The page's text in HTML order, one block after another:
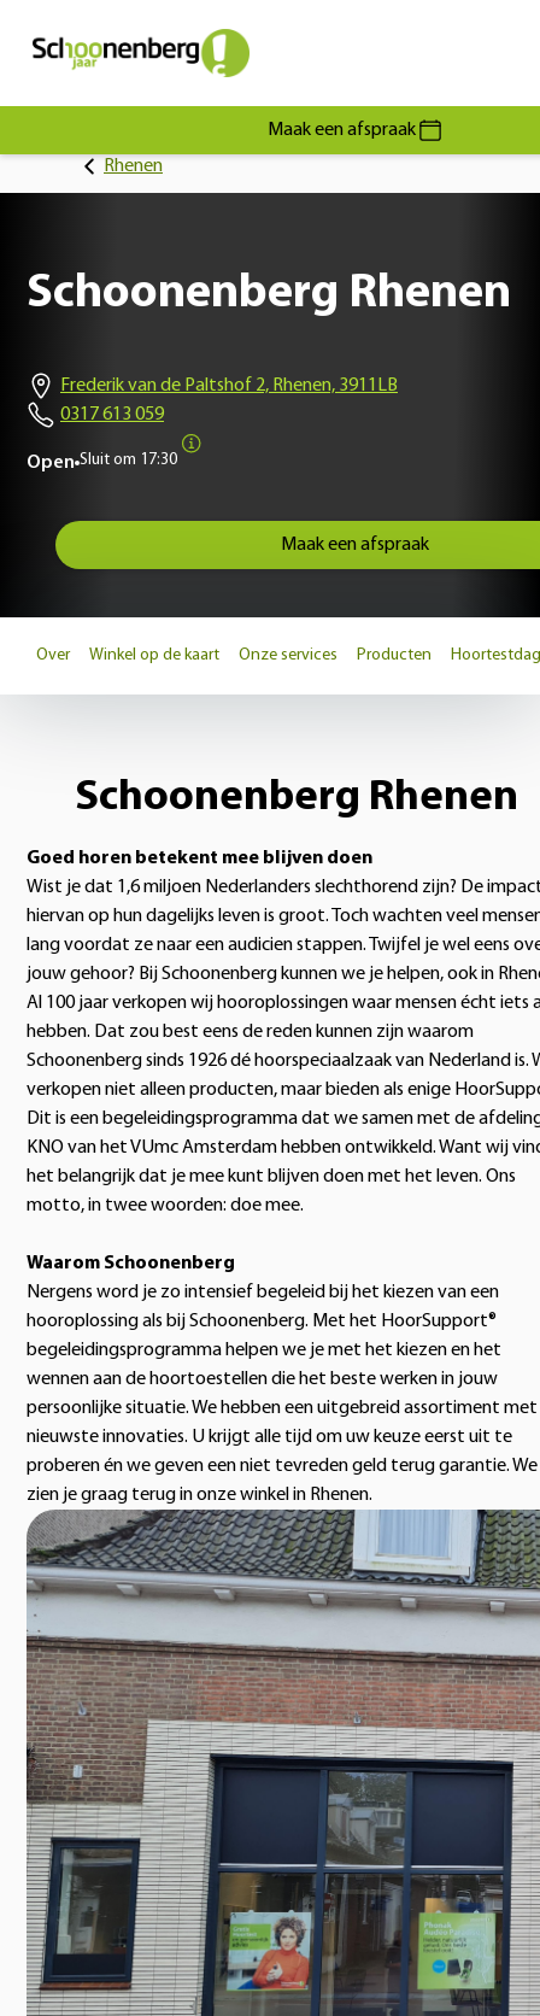
Maak een afspraak
Rhenen
Schoonenberg Rhenen
Frederik van de Paltshof 2, Rhenen, 3911LB
0317 613 059
Open Sluit om 17:30
Maak een afspraak
Over Winkel op de kaart Onze services Producten
Schoonenberg Rhenen
Goed horen betekent mee blijven doen
Wist je dat 1,6 miljoen Nederlanders slechthorend zijn? De
hiervan op hun dagelijks leven is groot. Toch wachten veel
lang voordat ze naar een audicien stappen. Twijfel je wel eens
jouw gehoor? Bij Schoonenberg kunnen we je helpen, ook in
Al 100 jaar verkopen wij hooroplossingen waar mensen écht iets
hebben. Dat zou best eens de reden kunnen zijn waarom
Schoonenberg sinds 1926 dé hoorspeciaalzaak van Nederland is.
verkopen niet alleen producten, maar bieden als enige
Dit is een begeleidingsprogramma dat we samen met de
KNO van het VUmc Amsterdam hebben ontwikkeld. Want wij
het belangrijk dat je mee kunt blijven doen met het leven. Ons
motto, in twee woorden: doe mee.
Waarom Schoonenberg
Nergens word je zo intensief begeleid bij het kiezen van een
hooroplossing als bij Schoonenberg. Met het HoorSupport®
begeleidingsprogramma helpen we je met het kiezen en het
wennen aan de hoortoestellen die het beste werken in jouw
persoonlijke situatie. We hebben een uitgebreid assortiment
nieuwste innovaties. U krijgt alle tijd om uw keuze eerst uit te
proberen én we geven een niet tevreden geld terug garantie. We
zien je graag terug in onze winkel in Rhenen.